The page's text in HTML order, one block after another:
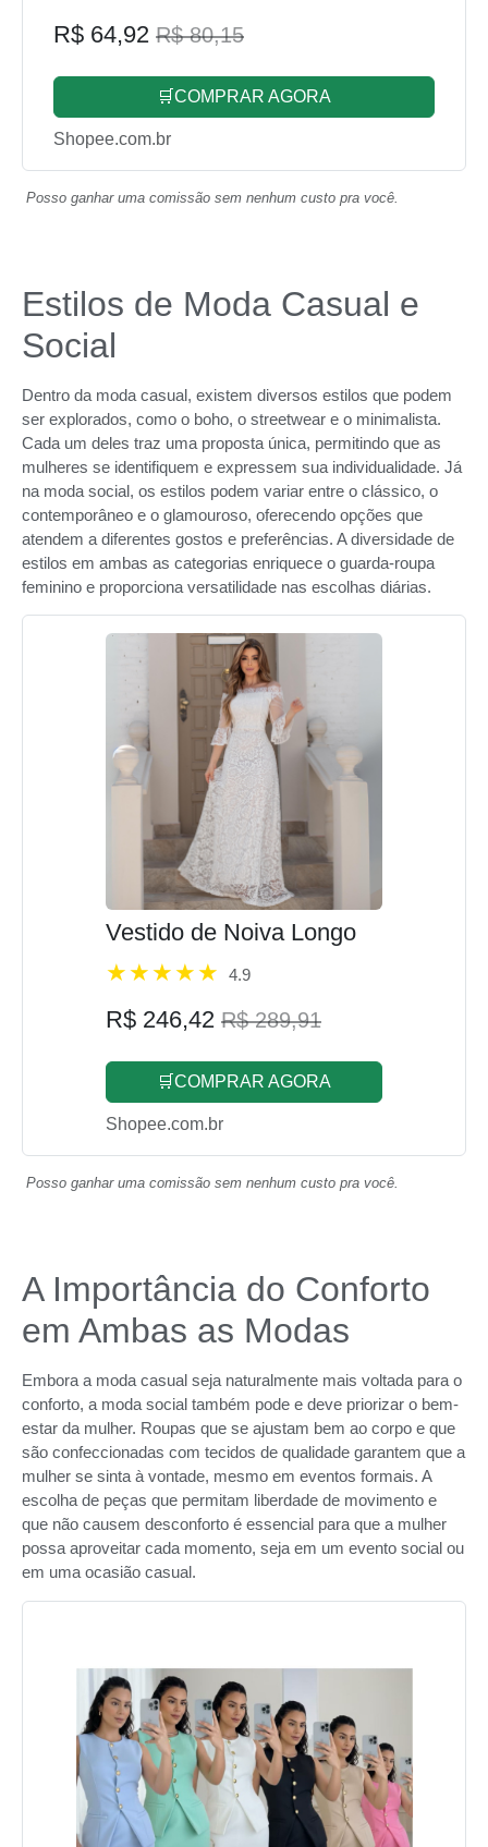
R$ 64,92 R$ 80,15
🛒COMPRAR AGORA
Shopee.com.br
Posso ganhar uma comissão sem nenhum custo pra você.
Estilos de Moda Casual e
Social
Dentro da moda casual, existem diversos estilos que podem
ser explorados, como o boho, o streetwear e o minimalista.
Cada um deles traz uma proposta única, permitindo que as
mulheres se identifiquem e expressem sua individualidade. Já
na moda social, os estilos podem variar entre o clássico, o
contemporâneo e o glamouroso, oferecendo opções que
atendem a diferentes gostos e preferências. A diversidade de
estilos em ambas as categorias enriquece o guarda-roupa
feminino e proporciona versatilidade nas escolhas diárias.
Vestido de Noiva Longo
4.9
R$ 246,42 R$ 289,91
🛒COMPRAR AGORA
Shopee.com.br
Posso ganhar uma comissão sem nenhum custo pra você.
A Importância do Conforto
em Ambas as Modas
Embora a moda casual seja naturalmente mais voltada para o
conforto, a moda social também pode e deve priorizar o bem-
estar da mulher. Roupas que se ajustam bem ao corpo e que
são confeccionadas com tecidos de qualidade garantem que a
mulher se sinta à vontade, mesmo em eventos formais. A
escolha de peças que permitam liberdade de movimento e
que não causem desconforto é essencial para que a mulher
possa aproveitar cada momento, seja em um evento social ou
em uma ocasião casual.